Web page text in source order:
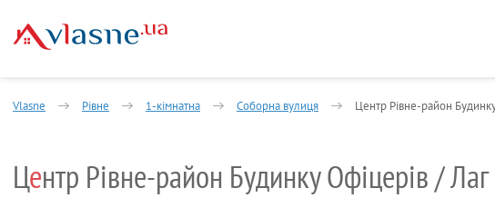
Vlasne Рівне 1-кімнатна Соборна вулиця Центр Рівне-район
Центр Рівне-район Будинку Офіцерів / Лаг